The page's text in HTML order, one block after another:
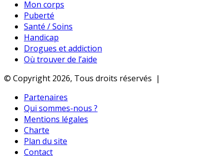
Mon corps
Puberté
Santé / Soins
Handicap
Drogues et addiction
Où trouver de l’aide
© Copyright 2026, Tous droits réservés |
Partenaires
Qui sommes-nous ?
Mentions légales
Charte
Plan du site
Contact